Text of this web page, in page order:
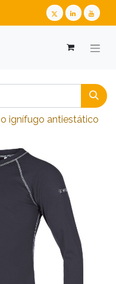
ignífugo antiestático